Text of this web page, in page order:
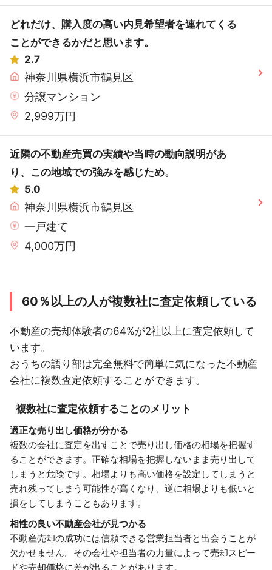
どれだけ、購入度の高い内見希望者を連れてくる
ことができるかだと思います。
2.7
神奈川県横浜市鶴見区
分譲マンション
2,999万円
近隣の不動産売買の実績や当時の動向説明があ
り、この地域での強みを感じため。
5.0
神奈川県横浜市鶴見区
一戸建て
4,000万円
60％以上の人が複数社に査定依頼している
不動産の売却体験者の64%が2社以上に査定依頼して
います。
おうちの語り部は完全無料で簡単に気になった不動産
会社に複数査定依頼することができます。
複数社に査定依頼することのメリット
適正な売り出し価格が分かる
複数の会社に査定を出すことで売り出し価格の相場を把握す
ることができます。正確な相場を把握しないまま売り出して
しまうと危険です。相場よりも高い価格を設定してしまうと
売れ残ってしまう可能性が高くなり、逆に相場よりも低いと
損をしてしまうこともあります。
相性の良い不動産会社が見つかる
不動産売却の成功には信頼できる営業担当者と出会うことが
欠かせません。その会社や担当者の力量によって売却スピー
ドや売却価格に差が出ることがあります。